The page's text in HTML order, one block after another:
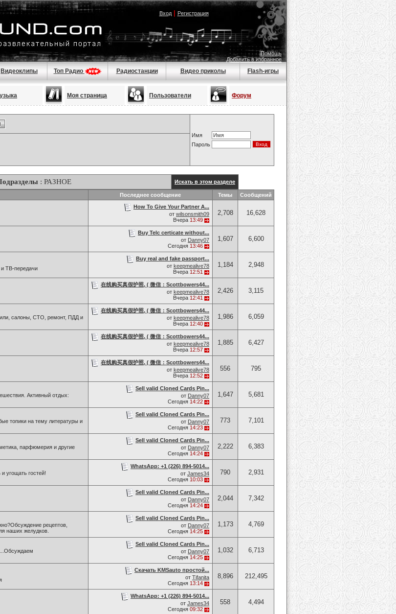
Вход| Регистрация
Помощь
Добавить в избранное
Видеоклипы Топ Радио Радиостанции Видео приколы Flash-игры
Моя страница Пользователи Форум
Имя
Пароль
: РАЗНОЕ Искать в этом разделе
Последнее сообщение Темы Сообщений
How To Give Your Partner A...
от wilsonsmith09
Вчера 13:49
2,708 16,628
Buy Telc certicate without...
от Danny07
Сегодня 13:46
1,607 6,600
ТВ-передачи
Buy real and fake passport...
от keepmealive78
Вчера 12:51
1,184 2,948
在线购买真假护照, ( 微信：Scottbowers44...
от keepmealive78
Вчера 12:41
2,426 3,115
салоны, СТО, ремонт, ПДД и
在线购买真假护照, ( 微信：Scottbowers44...
от keepmealive78
Вчера 12:40
1,986 6,059
在线购买真假护照, ( 微信：Scottbowers44...
от keepmealive78
Вчера 12:57
1,885 6,427
在线购买真假护照, ( 微信：Scottbowers44...
от keepmealive78
Вчера 12:52
556 795
Активный отдых:
Sell valid Cloned Cards Pin...
от Danny07
Сегодня 14:22
1,647 5,681
топики на тему литературы и
Sell valid Cloned Cards Pin...
от Danny07
Сегодня 14:23
773 7,101
парфюмерия и другие
Sell valid Cloned Cards Pin...
от Danny07
Сегодня 14:24
2,222 6,383
угощать гостей!
WhatsApp: +1 (226) 894-5014​...
от James34
Сегодня 10:03
790 2,931
Sell valid Cloned Cards Pin...
от Danny07
Сегодня 14:24
2,044 7,342
рецептов,
наших желудков.
Sell valid Cloned Cards Pin...
от Danny07
Сегодня 14:25
1,173 4,769
Sell valid Cloned Cards Pin...
от Danny07
Сегодня 14:25
1,032 6,713
Скачать KMSauto простой...
от Tifanita
Сегодня 13:14
8,896 212,495
WhatsApp: +1 (226) 894-5014​...
от James34
Сегодня 09:32
558 4,494